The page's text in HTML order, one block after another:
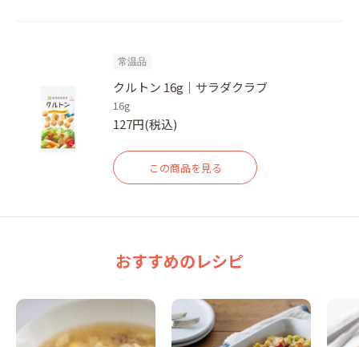
常温品
クルトン 16g｜サラダクラブ
16g
127円(税込)
この商品を見る
おすすめのレシピ